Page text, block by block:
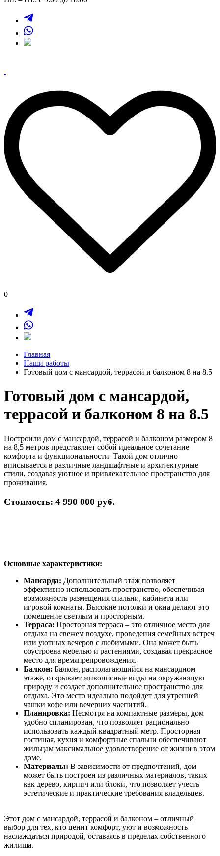
0
Главная
Наши работы
Готовый дом с мансардой, террасой и балконом 8 на 8.5
Готовый дом с мансардой,
террасой и балконом 8 на 8.5
Построили дом с мансардой, террасой и балконом размером 8
на 8,5 метров представляет собой идеальное сочетание
комфорта и функциональности. Такой дом отлично
вписывается в различные ландшафтные и архитектурные
стили, создавая уютное и привлекательное пространство для
проживания.
Стоимость: 4 990 000 руб.
Основные характеристики:
Мансарда: Дополнительный этаж позволяет
эффективно использовать пространство, обеспечивая
возможность размещения спальни, кабинета или
игровой комнаты. Высокие потолки и окна делают это
помещение светлым и просторным.
Терраса: Просторная терраса – это отличное место для
отдыха на свежем воздухе, проведения семейных встреч
или уютных вечеров с любимыми. Она может быть
обустроена мебелью и растениями, создавая прекрасное
место для времяпрепровождения.
Балкон: Балкон, располагающийся на мансардном
этаже, открывает живописные виды на окружающую
природу и создает дополнительное пространство для
отдыха. Это место идеально подойдет для утренней
чашки кофе или вечерних чаепитий.
Планировка: Несмотря на компактные размеры, дом
удобно спланирован, что позволяет рационально
использовать каждый квадратный метр. Просторная
гостиная, кухня и комфортные спальни обеспечивают
жильцам максимальное удовлетворение от жизни в этом
доме.
Материалы: В зависимости от предпочтений, дом
может быть построен из различных материалов, таких
как дерево, кирпич или блоки, что позволяет учесть
эстетические и практические требования владельцев.
Этот дом с мансардой, террасой и балконом – отличный
выбор для тех, кто ценит комфорт, уют и возможность
наслаждаться природой, оставаясь в пределах собственного
жилища.